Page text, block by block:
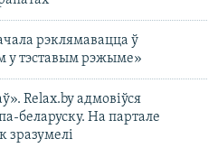
рэклямавацца ў
у тэставым рэжыме»
Relax.by адмовіўся
беларуску. На партале
зразумелі